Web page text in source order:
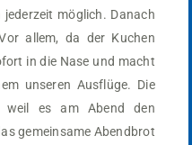
möglich. Danach
allem, da der Kuchen
in die Nase und macht
unseren Ausflüge. Die
es am Abend den
gemeinsame Abendbrot